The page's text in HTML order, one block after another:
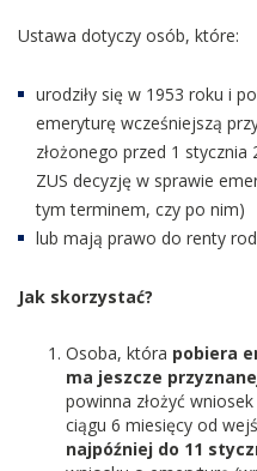
Ustawa dotyczy osób, które:
urodziły się w 1953 roku i
emeryturę wcześniejszą
złożonego przed 1
ZUS decyzję w sprawie
tym terminem, czy po nim)
lub mają prawo do renty
Jak skorzystać?
Osoba, która pobiera
ma jeszcze
powinna złożyć
ciągu 6 miesięcy od
najpóźniej do 11